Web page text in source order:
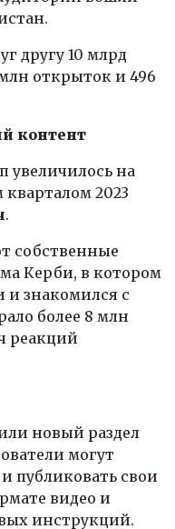
другу 10 млрд
открыток и 496
контент
увеличилось на
2023
.
собственные
Керби, в котором
и знакомился с
более 8 млн
реакций
новый раздел
могут
публиковать свои
видео и
инструкций.